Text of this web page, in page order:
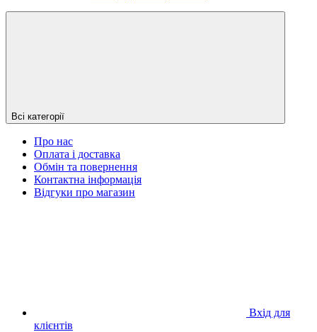
Всі категорії
Про нас
Оплата і доставка
Обмін та повернення
Контактна інформація
Відгуки про магазин
Вхід для
клієнтів